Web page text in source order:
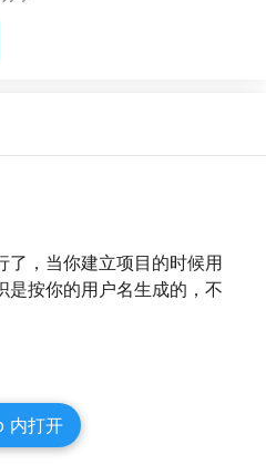
了，当你建立项目的时候用
是按你的用户名生成的，不
内打开